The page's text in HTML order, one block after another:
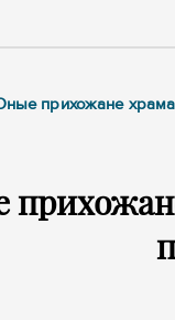
прихожане